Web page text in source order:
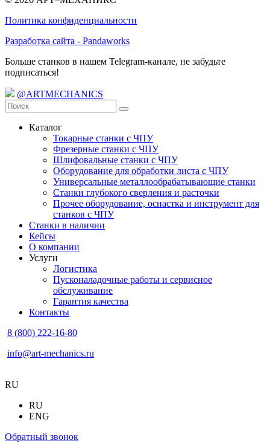
Политика конфиденциальности
Разработка сайта - Pandaworks
Больше станков в нашем Telegram-канале, не забудьте
подписаться!
@ARTMECHANICS
Каталог
Токарные станки с ЧПУ
Фрезерные станки с ЧПУ
Шлифовальные станки с ЧПУ
Оборудование для обработки листа с ЧПУ
Универсальные металлообрабатывающие станки
Станки глубокого сверления и расточки
Прочее оборудование, оснастка и инструмент для
станков с ЧПУ
Станки в наличии
Кейсы
О компании
Услуги
Логистика
Пусконаладочные работы и сервисное
обслуживание
Гарантия качества
Контакты
8 (800) 222-16-80
info@art-mechanics.ru
RU
RU
ENG
Обратный звонок